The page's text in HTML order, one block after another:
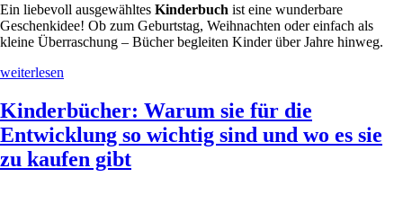
Ein liebevoll ausgewähltes Kinderbuch ist eine wunderbare
Geschenkidee! Ob zum Geburtstag, Weihnachten oder einfach als
kleine Überraschung – Bücher begleiten Kinder über Jahre hinweg.
„Kinderbücher
Geschenk
–
Perfekt
Geburtstage
weiterlesen
Kinderbücher: Warum sie für die
Entwicklung so wichtig sind und wo es sie
zu kaufen gibt